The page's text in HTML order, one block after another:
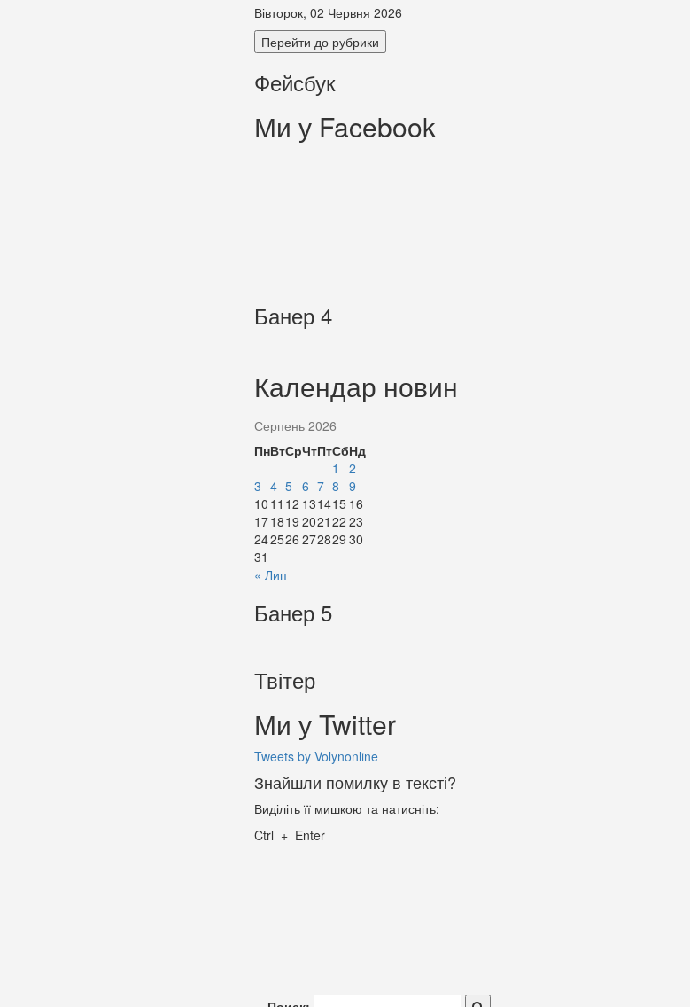
Вівторок, 02 Червня 2026
Перейти до рубрики
Фейсбук
Ми у Facebook
Банер 4
Календар новин
Серпень 2026
ПнВтСрЧтПтСбНд
1
2
3 4 5 6 7 8 9
10 11 12 131415 16
171819 2021 22 23
242526 272829 30
31
« Лип
Банер 5
Твітер
Ми у Twitter
Tweets by Volynonline
Знайшли помилку в тексті?
Виділіть її мишкою та натисніть:
Ctrl + Enter